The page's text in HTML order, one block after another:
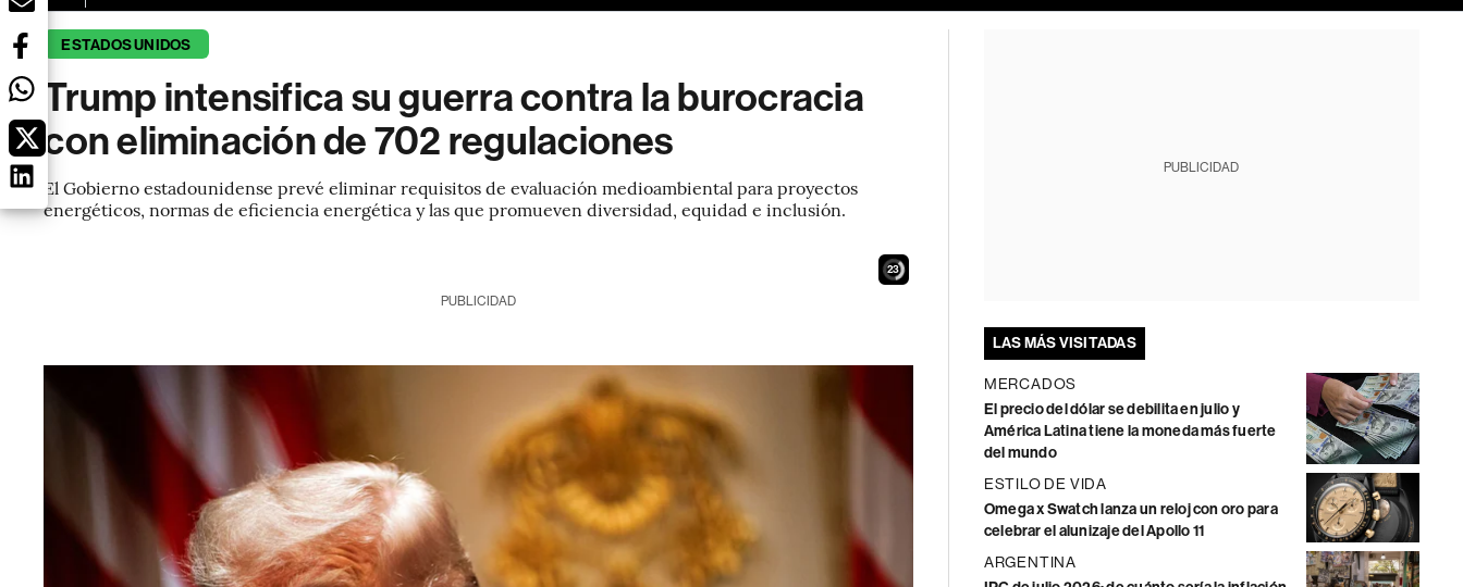
ESTADOS UNIDOS
Trump intensifica su guerra contra la burocracia
con eliminación de 702 regulaciones
El Gobierno estadounidense prevé eliminar requisitos de evaluación medioambiental para proyectos
energéticos, normas de eficiencia energética y las que promueven diversidad, equidad e inclusión.
22
PUBLICIDAD
PUBLICIDAD
LAS MÁS VISITADAS
MERCADOS
El precio del dólar se debilita en julio y
América Latina tiene la moneda más fuerte
del mundo
ESTILO DE VIDA
Omega x Swatch lanza un reloj con oro para
celebrar el alunizaje del Apollo 11
ARGENTINA